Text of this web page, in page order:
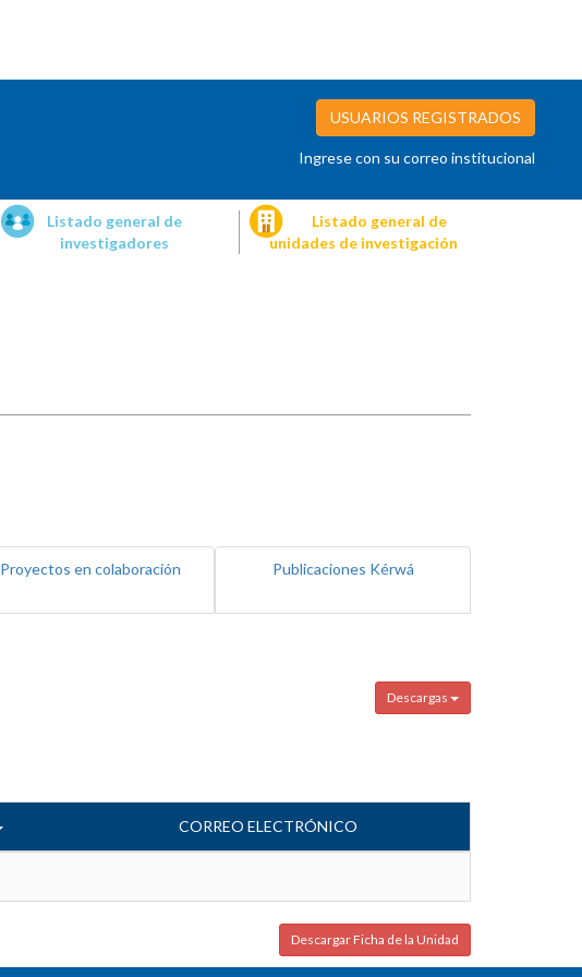
USUARIOS REGISTRADOS
Ingrese con su correo institucional
Listado general de
investigadores
Listado general de
unidades de investigación
Proyectos en colaboración Publicaciones Kérwá
Descargas
CORREO ELECTRÓNICO
Descargar Ficha de la Unidad